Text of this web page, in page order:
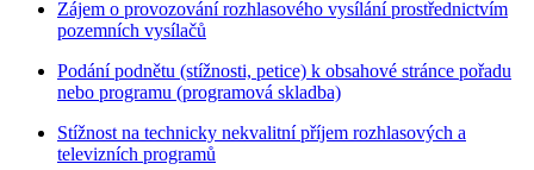
Zájem o provozování rozhlasového vysílání prostřednictvím
pozemních vysílačů
Podání podnětu (stížnosti, petice) k obsahové stránce pořadu
nebo programu (programová skladba)
Stížnost na technicky nekvalitní příjem rozhlasových a
televizních programů